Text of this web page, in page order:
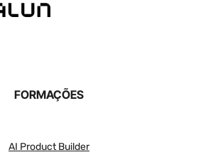
FORMAÇÕES
AI Product Builder